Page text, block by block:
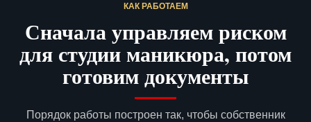
КАК РАБОТАЕМ
Сначала управляем риском
для студии маникюра, потом
готовим документы
Порядок работы построен так, чтобы собственник